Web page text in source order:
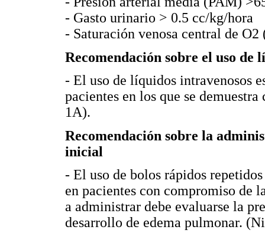
- Gasto urinario > 0.5 cc/kg/hora
- Saturación venosa central de
Recomendación sobre el uso
- El uso de líquidos intravenosos
pacientes en los que se
1A).
Recomendación sobre la
inicial
- El uso de bolos rápidos
en pacientes con compromiso de
a administrar debe evaluarse la
desarrollo de edema pulmonar.